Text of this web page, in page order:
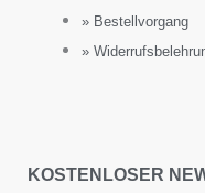
» Bestellvorgang
»
KOSTENLOSER